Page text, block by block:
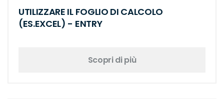
UTILIZZARE IL FOGLIO DI CALCOLO
(ES.EXCEL) - ENTRY
Scopri di più